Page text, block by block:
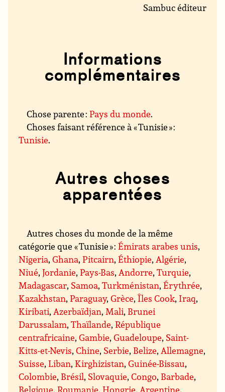
Sambuc éditeur
Informations
complémentaires
Chose parente :Pays du monde.
Choses faisant référence à « Tunisie » :
Tunisie.
Autres choses
apparentées
Autres choses du monde de la même
catégorie que « Tunisie » :Émirats arabes unis,
Nigeria,Ghana,Pitcairn,Éthiopie,Algérie,
Niué,Jordanie,Pays-Bas,Andorre,Turquie,
Madagascar, Samoa,Turkménistan,Érythrée,
Kazakhstan,Paraguay,Grèce,Îles Cook, Iraq,
Kiribati,Azerbaïdjan,Mali, Brunei
Darussalam,Thaïlande,République
centrafricaine,Gambie,Guadeloupe, Saint-
Kitts-et-Nevis,Chine, Serbie, Belize,Allemagne,
Suisse,Liban,Kirghizistan,Guinée-Bissau,
Colombie, Brésil, Slovaquie,Congo, Barbade,
Belgique,Roumanie,Hongrie, Argentine,